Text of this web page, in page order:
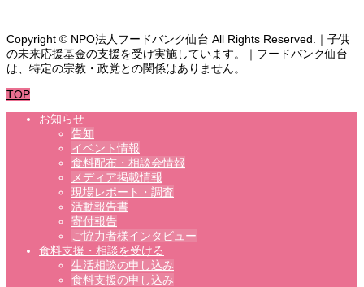
Copyright © NPO法人フードバンク仙台 All Rights Reserved.｜子供
の未来応援基金の支援を受け実施しています。｜フードバンク仙台
は、特定の宗教・政党との関係はありません。
TOP
お知らせ
告知
イベント情報
食料配布・相談会情報
メディア掲載情報
現場レポート・調査
活動報告書
寄付報告
ご協力者様インタビュー
食料支援・相談を受ける
生活相談の申し込み
食料支援の申し込み